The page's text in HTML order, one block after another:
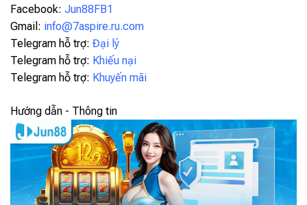
Facebook: Jun88FB1
Gmail: info@7aspire.ru.com
Telegram hỗ trợ: Đại lý
Telegram hỗ trợ: Khiếu nại
Telegram hỗ trợ: Khuyến mãi
Hướng dẫn - Thông tin